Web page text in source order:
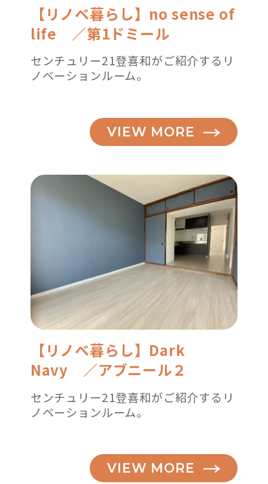
【リノベ暮らし】no sense of
life ／第1ドミール
センチュリー21登喜和がご紹介するリ
ノベーションルーム。
VIEW MORE
【リノベ暮らし】Dark
Navy ／アブニール２
センチュリー21登喜和がご紹介するリ
ノベーションルーム。
VIEW MORE